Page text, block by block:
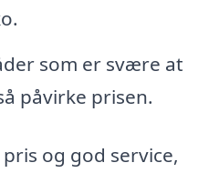
som er svære at
påvirke prisen.
og god service,